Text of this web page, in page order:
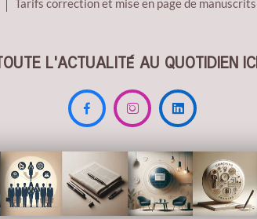
  
TOUTE L'ACTUALITÉ AU QUOTIDIEN ICI
Tarifs correction et mise en page de manuscrits